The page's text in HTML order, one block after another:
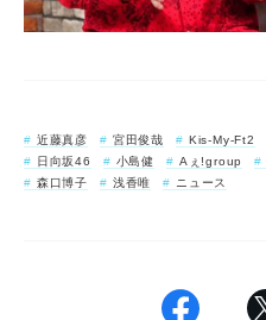
近藤真彦 宮田俊哉 Kis-My-Ft2
日向坂46
小島健 Aぇǃgroup
森口博子
浅香唯 ニュース